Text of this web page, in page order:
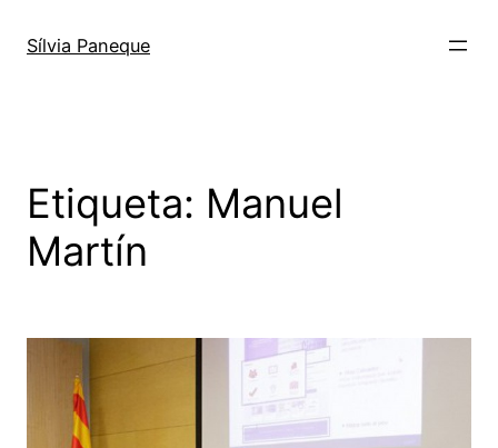
Sílvia Paneque
Etiqueta: Manuel
Martín